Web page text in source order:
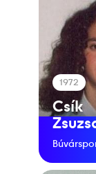
1972
Csík